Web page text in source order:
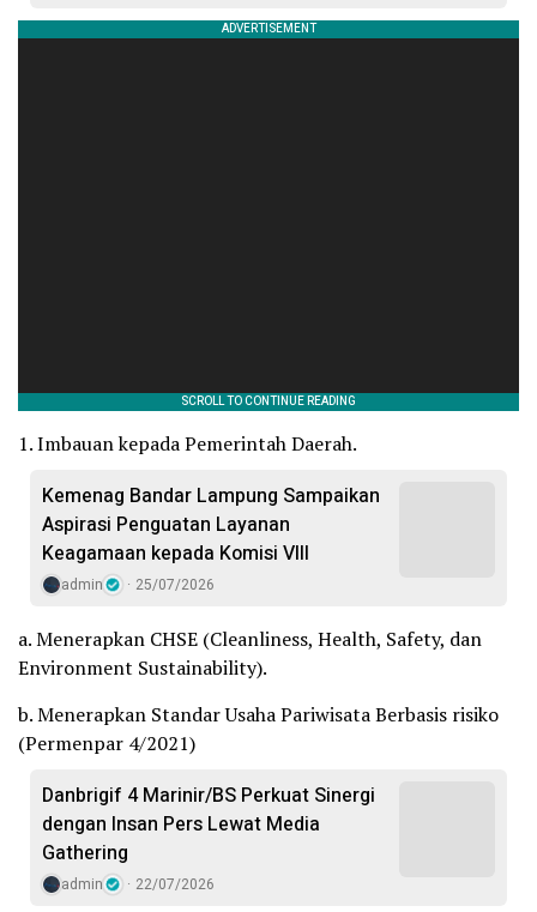
1. Imbauan kepada Pemerintah Daerah.
Kemenag Bandar Lampung Sampaikan
Aspirasi Penguatan Layanan
Keagamaan kepada Komisi VIII
admin 25/07/2026
a. Menerapkan CHSE (Cleanliness, Health, Safety, dan
Environment Sustainability).
b. Menerapkan Standar Usaha Pariwisata Berbasis risiko
(Permenpar 4/2021)
Danbrigif 4 Marinir/BS Perkuat Sinergi
dengan Insan Pers Lewat Media
Gathering
admin 22/07/2026